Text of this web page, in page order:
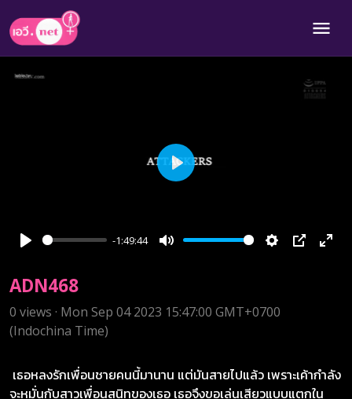
-1:49:44
Play
ADN468
0 views · Mon Sep 04 2023 15:47:00 GMT+0700
(Indochina Time)
เธอหลงรักเพื่อนชายคนนี้มานาน แต่มันสายไปแล้ว เพราะเค้ากำลัง
จะหมั่นกับสาวเพื่อนสนิทของเธอ เธอจึงขอเล่นเสียวแบบแตกใน